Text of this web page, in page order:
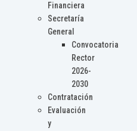
Financiera
Secretaría
General
Convocatoria
Rector
2026-
2030
Contratación
Evaluación
y